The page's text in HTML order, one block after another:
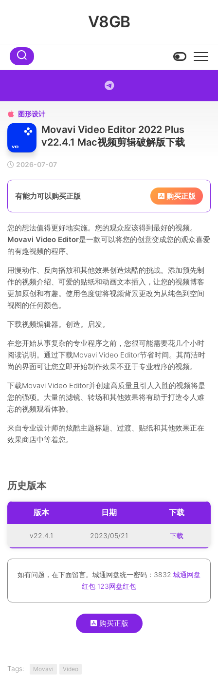
V8GB
 图形设计
Movavi Video Editor 2022 Plus
v22.4.1 Mac视频剪辑破解版下载
2026-07-07
有能力可以购买正版 购买正版
您的想法值得更好地实施。您的观众应该得到最好的视频。
Movavi Video Editor是一款可以将您的创意变成您的观众喜爱
的有趣视频的程序。
用慢动作、反向播放和其他效果创造炫酷的挑战。添加预先制
作的视频介绍、可爱的贴纸和动画文本插入，让您的视频博客
更加原创和有趣。使用色度键将视频背景更改为从纯色到空间
视图的任何颜色。
下载视频编辑器。创造。启发。
在您开始从事复杂的专业程序之前，您很可能需要花几个小时
阅读说明。通过下载Movavi Video Editor节省时间。其简洁时
尚的界面可让您立即开始制作效果不亚于专业程序的视频。
下载Movavi Video Editor并创建高质量且引人入胜的视频将是
您的强项。大量的滤镜、转场和其他效果将有助于打造令人难
忘的视频观看体验。
来自专业设计师的炫酷主题标题、过渡、贴纸和其他效果正在
效果商店中等着您。
历史版本
版本 日期 下载
v22.4.1 2023/05/21 下载
如有问题，在下面留言。城通网盘统一密码：3832 城通网盘
红包 123网盘红包
购买正版
Tags: Movavi Video